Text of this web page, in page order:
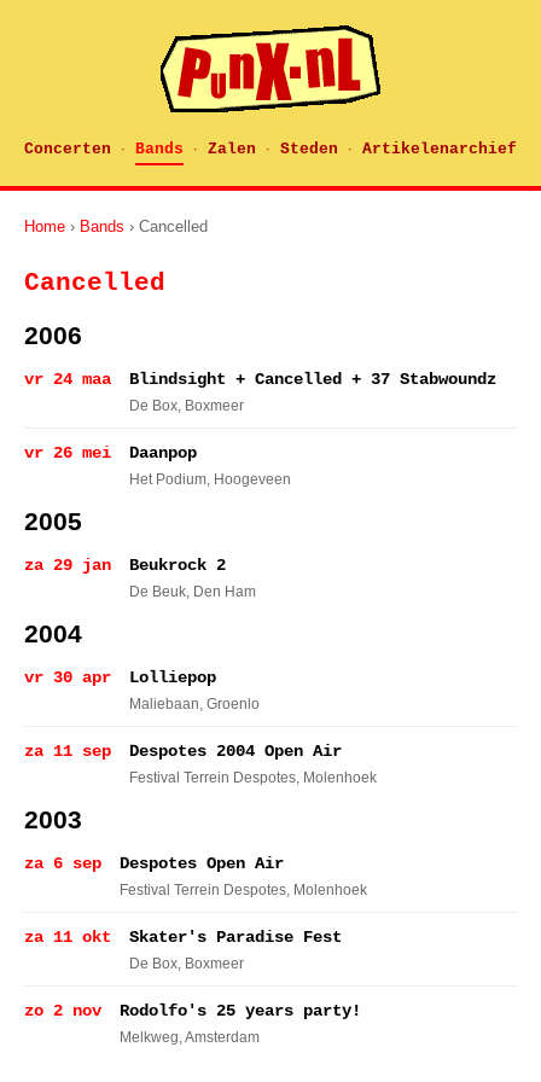
Concerten · Bands · Zalen · Steden · Artikelenarchief
Home › Bands › Cancelled
Cancelled
2006
vr 24 maa Blindsight + Cancelled + 37 Stabwoundz
De Box, Boxmeer
vr 26 mei Daanpop
Het Podium, Hoogeveen
2005
za 29 jan Beukrock 2
De Beuk, Den Ham
2004
vr 30 apr Lolliepop
Maliebaan, Groenlo
za 11 sep Despotes 2004 Open Air
Festival Terrein Despotes, Molenhoek
2003
za 6 sep Despotes Open Air
Festival Terrein Despotes, Molenhoek
za 11 okt Skater's Paradise Fest
De Box, Boxmeer
zo 2 nov Rodolfo's 25 years party!
Melkweg, Amsterdam